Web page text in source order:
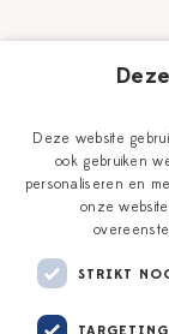
Verhaal
Onze
Deze website
ook gebruiken
personaliseren en
onze
STRIKT
TARGETING